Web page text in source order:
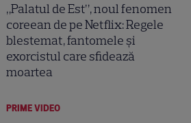
„Palatul de Est”, noul fenomen
coreean de pe Netflix: Regele
blestemat, fantomele și
exorcistul care sfidează
moartea
PRIME VIDEO